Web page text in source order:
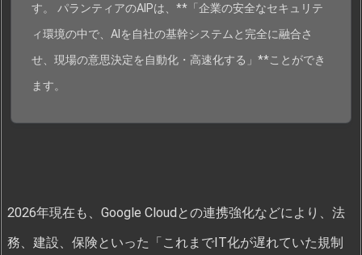
す。 パランティアのAIPは、**「企業の安全なセキュリテ
ィ環境の中で、AIを自社の基幹システムと完全に融合さ
せ、現場の意思決定を自動化・高速化する」**ことができ
ます。
2026年現在も、Google Cloudとの連携強化などにより、法
務、建設、保険といった「これまでIT化が遅れていた規制